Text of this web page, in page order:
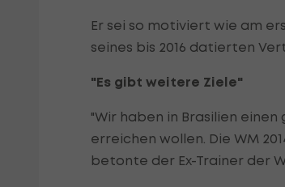
Er sei so motiviert wie am
seines bis 2016 datierten
"Es gibt weitere Ziele"
"Wir haben in Brasilien
erreichen wollen. Die WM
betonte der Ex-Trainer der